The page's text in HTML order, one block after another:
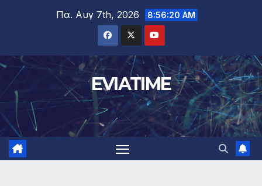
Πα. Αυγ 7th, 2026 8:56:20 AM
EVIATIME